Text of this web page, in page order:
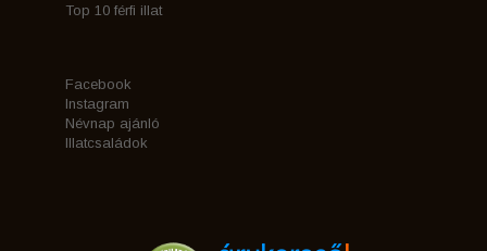
Top 10 férfi illat
Facebook
Instagram
Névnap ajánló
Illatcsaládok